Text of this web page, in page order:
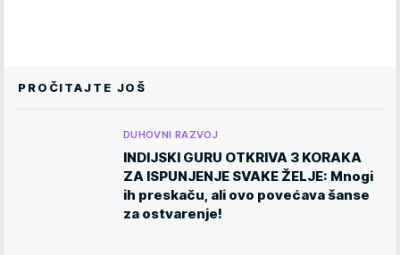
PROČITAJTE JOŠ
DUHOVNI RAZVOJ
INDIJSKI GURU OTKRIVA 3 KORAKA
ZA ISPUNJENJE SVAKE ŽELJE: Mnogi
ih preskaču, ali ovo povećava šanse
za ostvarenje!